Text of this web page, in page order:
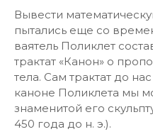
Вывести
пытались еще со
ваятель Поликлет
трактат «Канон» о
тела. Сам трактат до
каноне Поликлета мы
знаменитой его
450 года до н. э.).